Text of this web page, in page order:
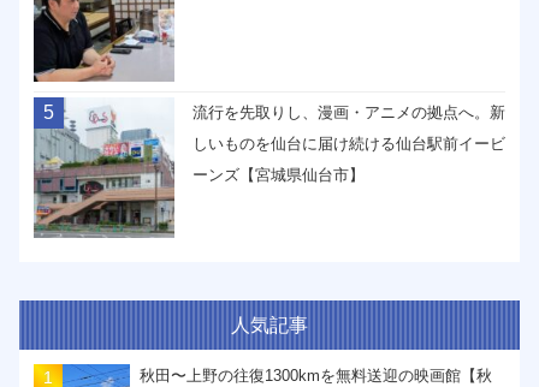
5
流行を先取りし、漫画・アニメの拠点へ。新
しいものを仙台に届け続ける仙台駅前イービ
ーンズ【宮城県仙台市】
人気記事
秋田〜上野の往復1300kmを無料送迎の映画館【秋